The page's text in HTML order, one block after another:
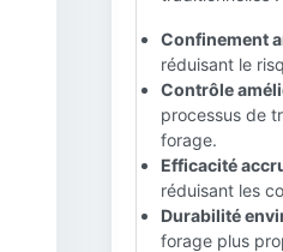
Confinement
réduisant le
Contrôle
processus de
forage.
Efficacité
réduisant les
Durabilité
forage plus